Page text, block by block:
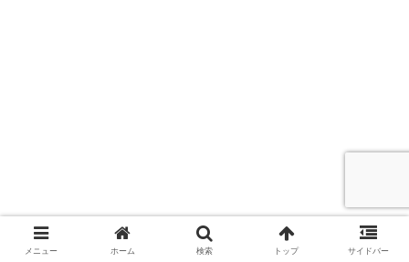
メニュー ホーム 検索 トップ サイドバー